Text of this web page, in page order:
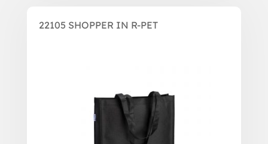
22105 SHOPPER IN R-PET